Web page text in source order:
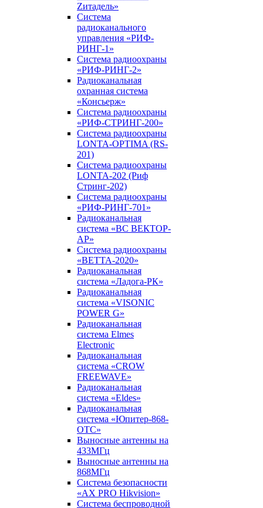
Zитадель»
Система
радиоканального
управления «РИФ-
РИНГ-1»
Система радиоохраны
«РИФ-РИНГ-2»
Радиоканальная
охранная система
«Консьерж»
Система радиоохраны
«РИФ-СТРИНГ-200»
Система радиоохраны
LONTA-OPTIMA (RS-
201)
Система радиоохраны
LONTA-202 (Риф
Стринг-202)
Система радиоохраны
«РИФ-РИНГ-701»
Радиоканальная
система «ВС ВЕКТОР-
АР»
Система радиоохраны
«ВЕТТА-2020»
Радиоканальная
система «Ладога-РК»
Радиоканальная
система «VISONIC
POWER G»
Радиоканальная
система Elmes
Electronic
Радиоканальная
система «CROW
FREEWAVE»
Радиоканальная
система «Eldes»
Радиоканальная
система «Юпитер-868-
ОТС»
Выносные антенны на
433МГц
Выносные антенны на
868МГц
Система безопасности
«AX PRO Hikvision»
Система беспроводной